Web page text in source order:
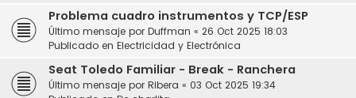
Problema cuadro instrumentos y TCP/ESP
Último mensaje por Duffman « 26 Oct 2025 18:03
Publicado en Electricidad y Electrónica
Seat Toledo Familiar - Break - Ranchera
Último mensaje por Ribera « 03 Oct 2025 19:34